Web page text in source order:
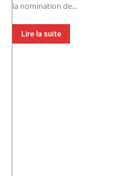
la nomination de...
Lire la suite